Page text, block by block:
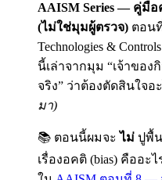
AAISM Series — คู่มื
(ไม่ใช่มุมผู้ตรวจ) ตอน
Technologies &
นี้เล่าจากมุม “เจ้าของ
จริง” ว่าต้องตัดสินใจอ
มา)
📚 ตอนนี้ผมจะไม่ ปูพื้
เรื่องอคติ (bias) คืออะไ